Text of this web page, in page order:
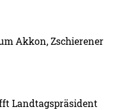
Akkon, Zschierener
Landtagspräsident